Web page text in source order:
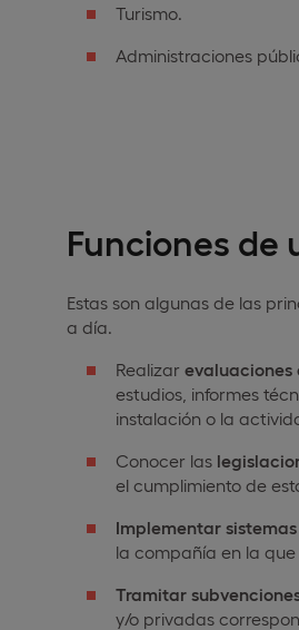
Turismo.
Administraciones
Funciones de
Estas son algunas de las
a día.
Realizar evaluaciones
estudios, informes
instalación o la
Conocer las
el cumplimiento de
Implementar
la compañía en la
Tramitar
y/o privadas